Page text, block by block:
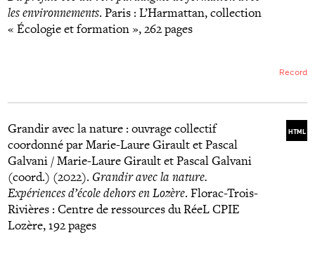
les environnements. Paris : L’Harmattan, collection
« Écologie et formation », 262 pages
Record
HTML
Grandir avec la nature : ouvrage collectif
coordonné par Marie-Laure Girault et Pascal
Galvani / Marie-Laure Girault et Pascal Galvani
(coord.) (2022). Grandir avec la nature.
Expériences d’école dehors en Lozère. Florac-Trois-
Rivières : Centre de ressources du RéeL CPIE
Lozère, 192 pages